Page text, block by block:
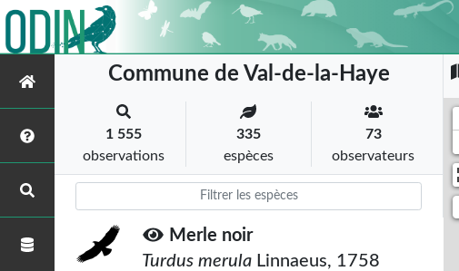
Commune de Val-de-la-Haye
1 555
observations
335
espèces
73
observateurs
Merle noir
Turdus merula Linnaeus, 1758